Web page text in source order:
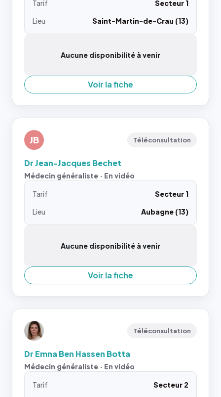
Tarif
Secteur 1
Lieu
Saint-Martin-de-Crau (13)
Aucune disponibilité à venir
Voir la fiche
JB Téléconsultation
Dr Jean-Jacques Bechet
Médecin généraliste · En vidéo
Tarif
Secteur 1
Lieu
Aubagne (13)
Aucune disponibilité à venir
Voir la fiche
Téléconsultation
Dr Emna Ben Hassen Botta
Médecin généraliste · En vidéo
Tarif
Secteur 2